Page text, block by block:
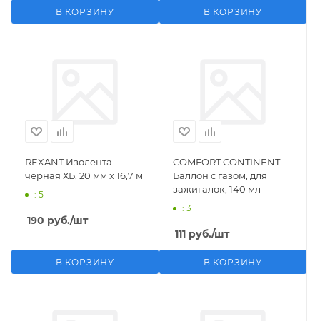
В КОРЗИНУ В КОРЗИНУ
REXANT Изолента
черная ХБ, 20 мм х 16,7 м
: 5
190 руб./шт
В КОРЗИНУ
COMFORT CONTINENT
Баллон с газом, для
зажигалок, 140 мл
: 3
111 руб./шт
В КОРЗИНУ